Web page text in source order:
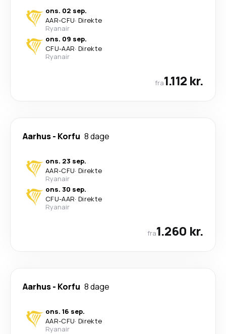
ons. 02 sep.
AAR-CFU· Direkte
Ryanair
ons. 09 sep.
CFU-AAR· Direkte
Ryanair
fra1.112 kr.
Aarhus- Korfu 8 dage
ons. 23 sep.
AAR-CFU· Direkte
Ryanair
ons. 30 sep.
CFU-AAR· Direkte
Ryanair
fra1.260 kr.
Aarhus- Korfu 8 dage
ons. 16 sep.
AAR-CFU· Direkte
Ryanair